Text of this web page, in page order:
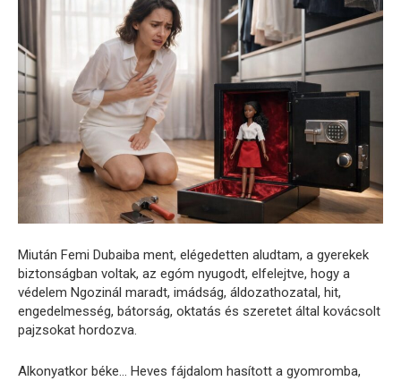
Miután Femi Dubaiba ment, elégedetten aludtam, a gyerekek
biztonságban voltak, az egóm nyugodt, elfelejtve, hogy a
védelem Ngozinál maradt, imádság, áldozathozatal, hit,
engedelmesség, bátorság, oktatás és szeretet által kovácsolt
pajzsokat hordozva.
Alkonyatkor béke… Heves fájdalom hasított a gyomromba,